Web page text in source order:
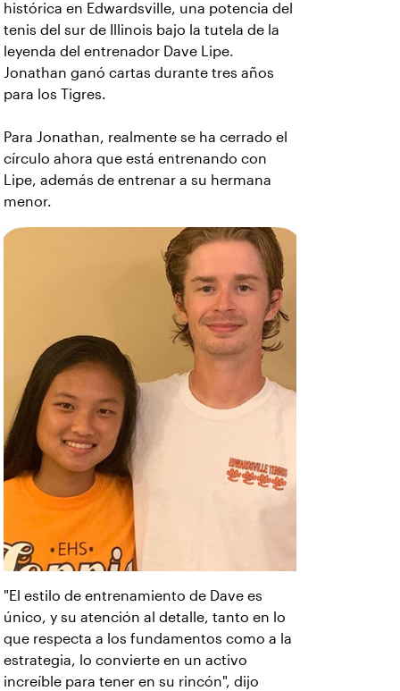
histórica en Edwardsville, una potencia del
tenis del sur de Illinois bajo la tutela de la
leyenda del entrenador Dave Lipe.
Jonathan ganó cartas durante tres años
para los Tigres.
Para Jonathan, realmente se ha cerrado el
círculo ahora que está entrenando con
Lipe, además de entrenar a su hermana
menor.
"El estilo de entrenamiento de Dave es
único, y su atención al detalle, tanto en lo
que respecta a los fundamentos como a la
estrategia, lo convierte en un activo
increíble para tener en su rincón", dijo